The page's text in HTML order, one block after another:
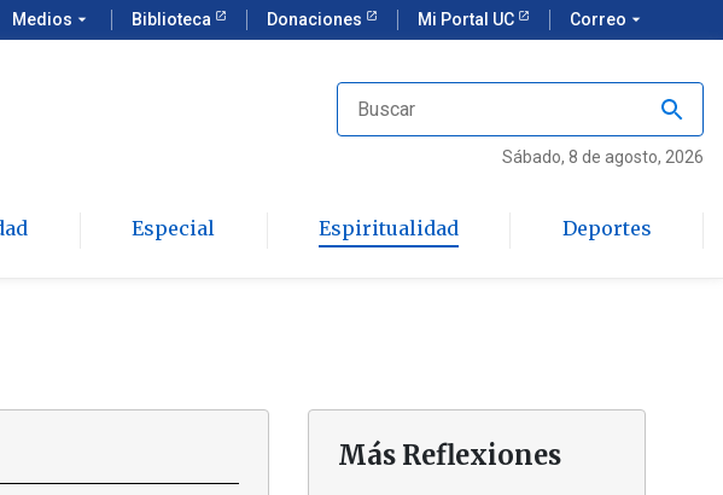
Medios arrow_drop_down Biblioteca Donaciones Mi Portal UC Correo arrow_drop_down
Sábado, 8 de agosto, 2026
Especial Espiritualidad Deportes
Más Reflexiones